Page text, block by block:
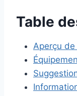
Table
Aperçu